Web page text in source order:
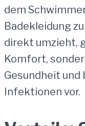
dem
Badekleidung
direkt umzieht,
Komfort,
Gesundheit
Infektionen vor.